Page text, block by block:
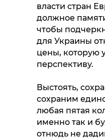
власти стран
должное
чтобы
для Украины
цены, которую
перспективу.
Выстоять,
сохраним
любая пятая
именно так и
отнюдь не